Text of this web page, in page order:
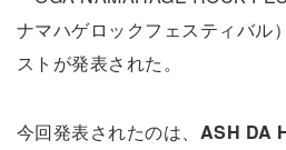
ナマハゲロックフェスティバル
ストが発表された。
今回発表されたのは、 ASH DA